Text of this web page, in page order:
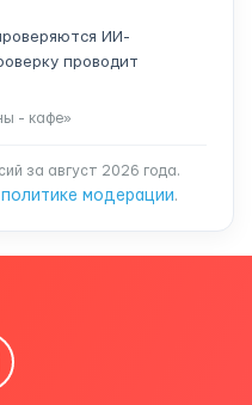
ИИ-
проводит
- кафе»
за август 2026 года.
политике модерации.